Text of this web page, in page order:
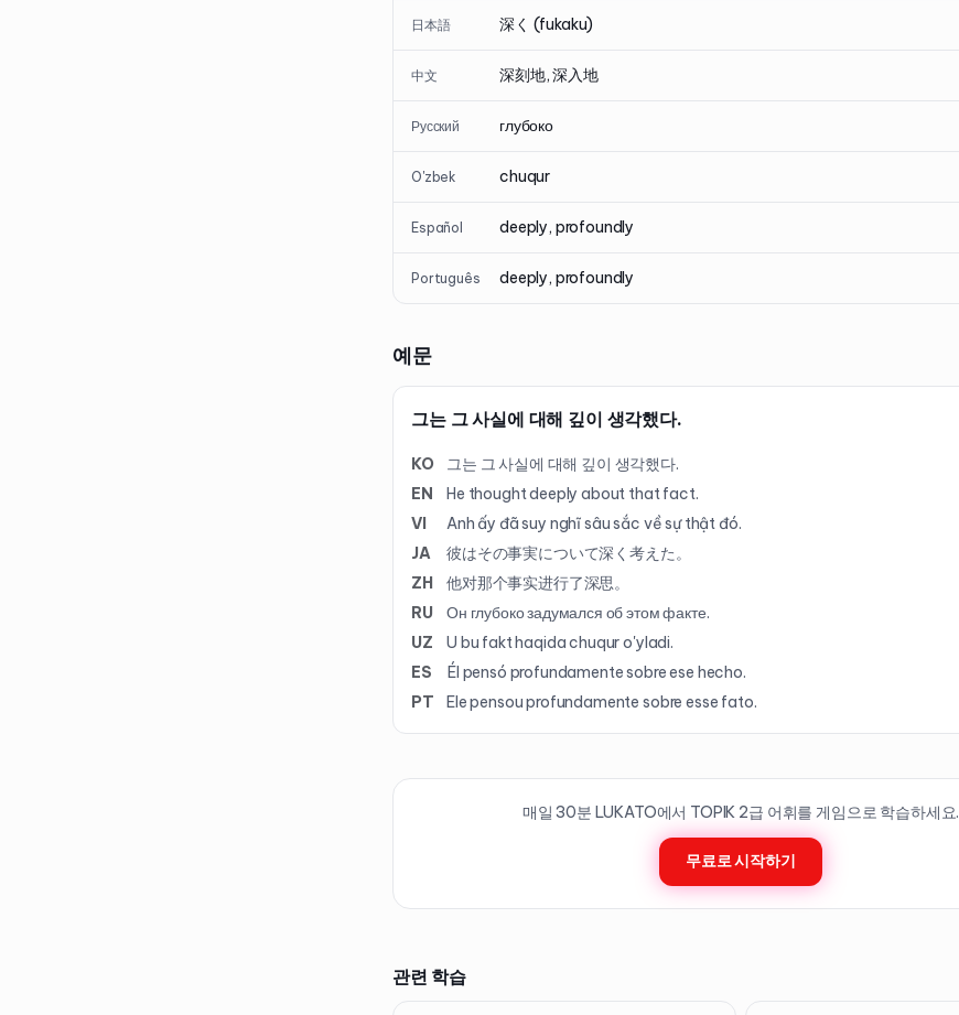
日本語 深く (fukaku)
中文 深刻地, 深入地
Русский глубоко
O'zbek chuqur
Español deeply, profoundly
Português deeply, profoundly
예문
그는 그 사실에 대해 깊이 생각했다.
KO
그는 그 사실에 대해 깊이 생각했다.
EN
He thought deeply about that fact.
VI
Anh ấy đã suy nghĩ sâu sắc về sự thật đó.
JA
彼はその事実について深く考えた。
ZH
他对那个事实进行了深思。
RU
Он глубоко задумался об этом факте.
UZ
U bu fakt haqida chuqur o'yladi.
ES
Él pensó profundamente sobre ese hecho.
PT
Ele pensou profundamente sobre esse fato.
매일 30분 LUKATO에서 TOPIK 2급 어휘를 게임으로 학습하세요.
무료로 시작하기
관련 학습